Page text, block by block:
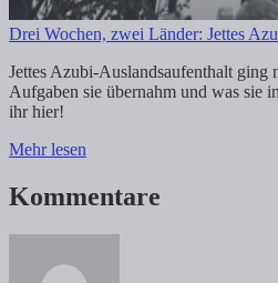
Drei Wochen, zwei Länder: Jettes
Jettes Azubi-Auslandsaufenthalt ging
Aufgaben sie übernahm und was sie
ihr hier!
Mehr lesen
Kommentare